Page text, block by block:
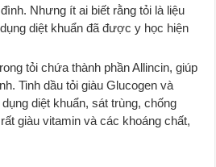
Nhưng ít ai biết rằng tỏi là liệu
diệt khuẩn đã được y học hiện
tỏi chứa thành phần Allincin, giúp
Tinh dầu tỏi giàu Glucogen và
diệt khuẩn, sát trùng, chống
giàu vitamin và các khoáng chất,